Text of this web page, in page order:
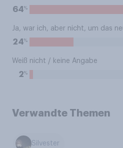
64%
Ja, war ich, aber nicht, um das
24%
Weiß nicht / keine Angabe
2%
Verwandte Themen
Silvester